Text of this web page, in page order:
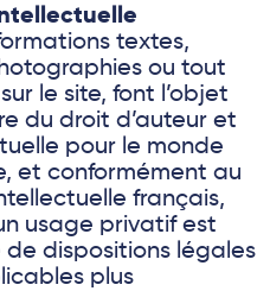
textes,
ou tout
le site, font l’objet
du droit d’auteur et
pour le monde
et conformément au
français,
usage privatif est
de dispositions légales
plus